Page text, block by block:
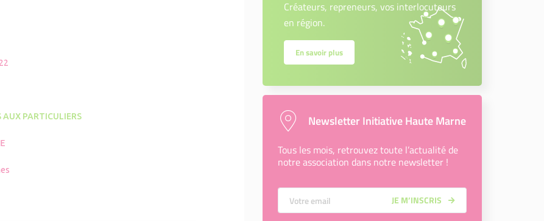
AUX PARTICULIERS
Créateurs, repreneurs, vos interlocuteurs
en région.
En savoir plus
Newsletter Initiative Haute Marne
Tous les mois, retrouvez toute l’actualité de
notre association dans notre newsletter !
Votre Email JE M’INSCRIS